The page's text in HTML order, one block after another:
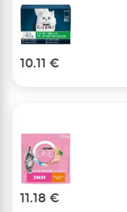
10.11 €
11.18 €